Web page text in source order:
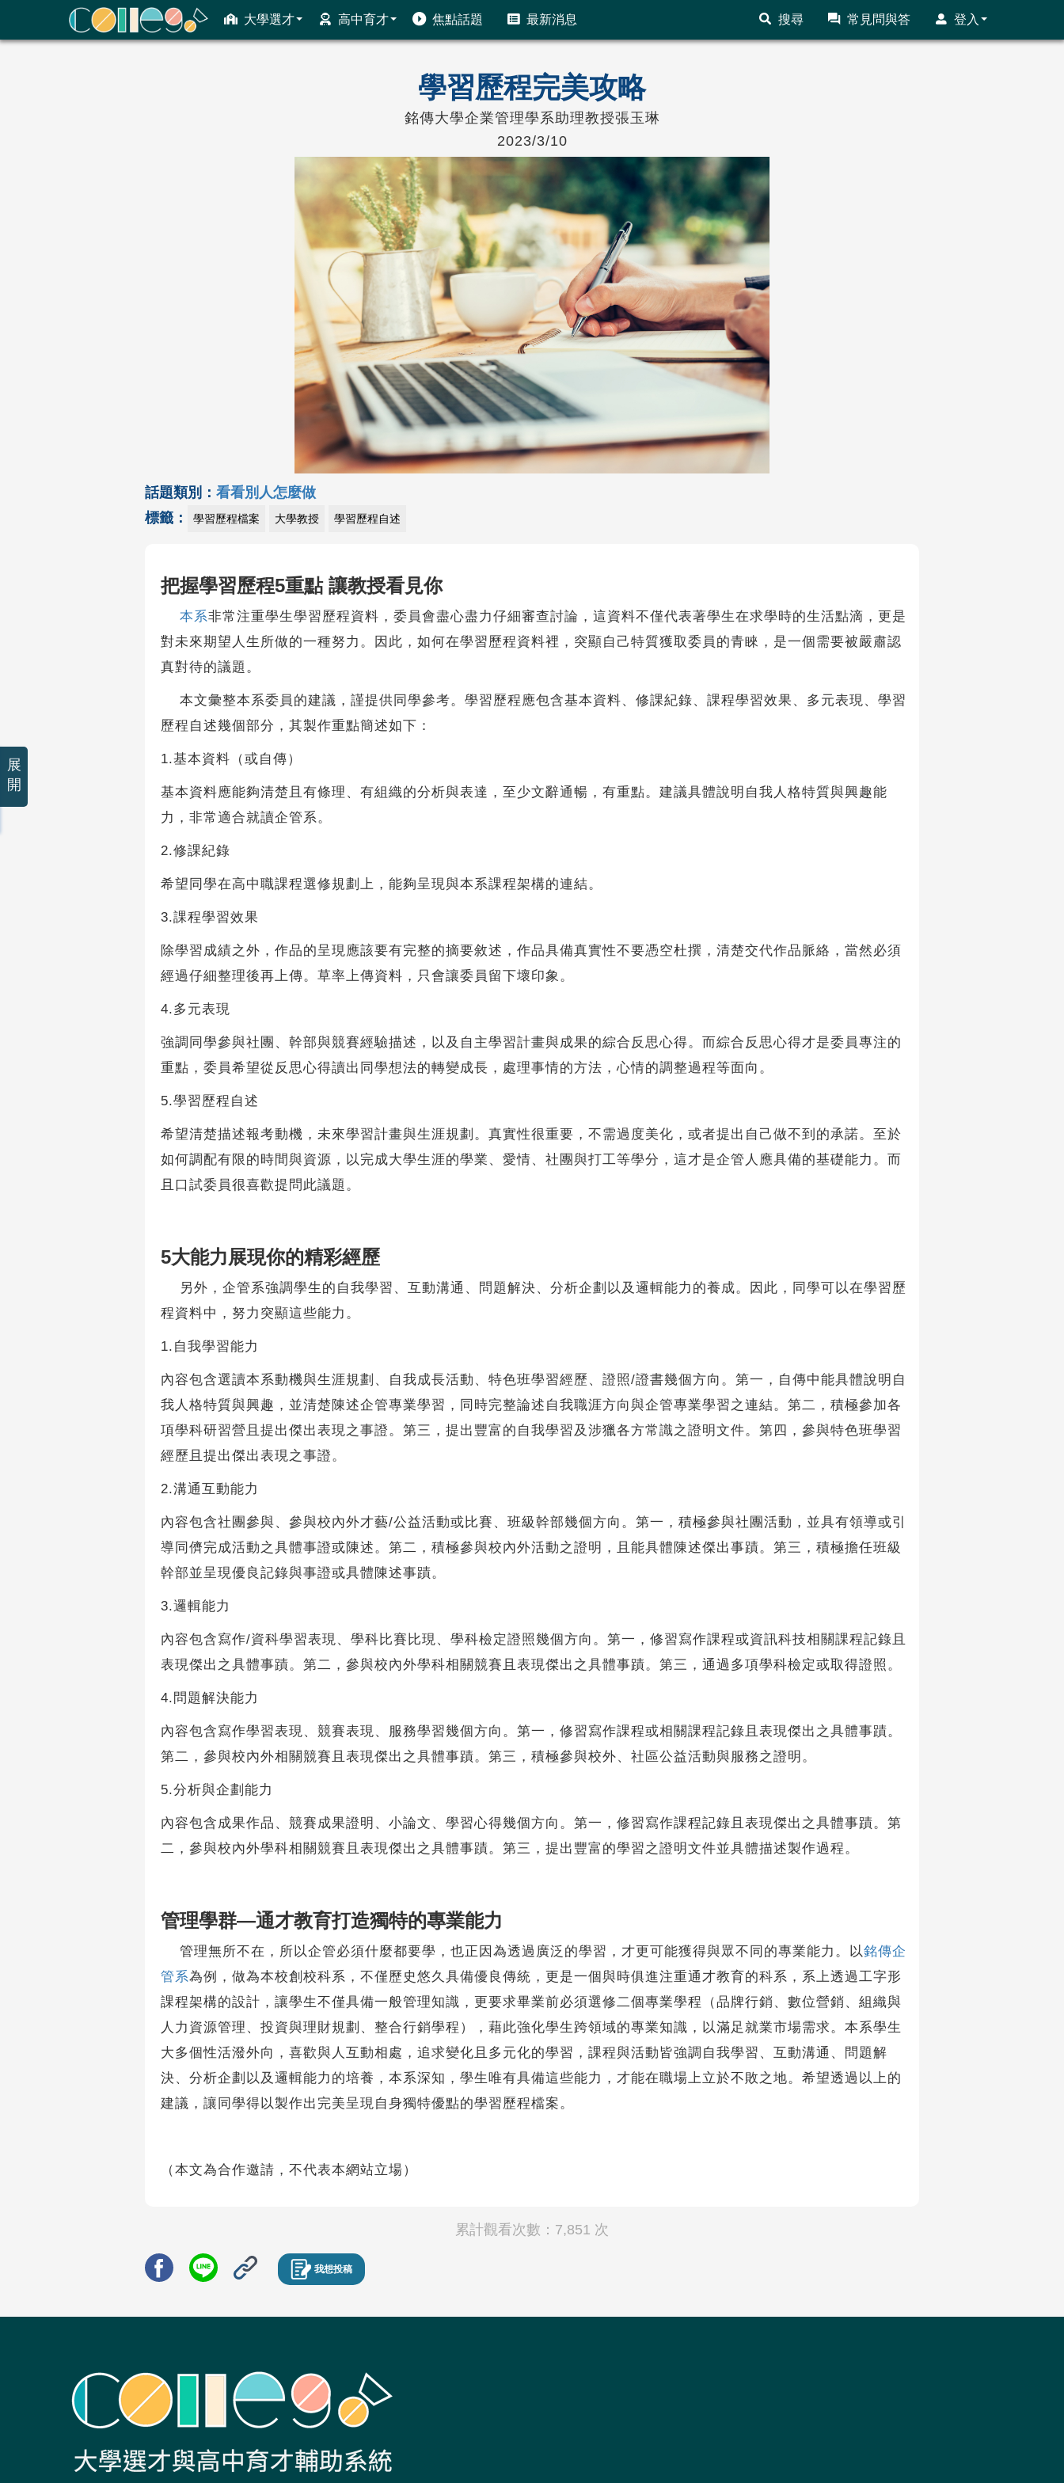
大學選才 高中育才 焦點話題 最新消息 搜尋 常見問與答 登入
ColleGo! 大學選才與高中育才輔助系統
學習歷程完美攻略
銘傳大學企業管理學系助理教授張玉琳
2023/3/10
話題類別： 看看別人怎麼做
標籤：
學習歷程檔案 大學教授 學習歷程自述
把握學習歷程5重點 讓教授看見你
本系非常注重學生學習歷程資料，委員會盡心盡力仔細審查討論，這資料不僅代表著學生在求學時的生活點滴，更是
對未來期望人生所做的一種努力。因此，如何在學習歷程資料裡，突顯自己特質獲取委員的青睞，是一個需要被嚴肅認
真對待的議題。
本文彙整本系委員的建議，謹提供同學參考。學習歷程應包含基本資料、修課紀錄、課程學習效果、多元表現、學習
歷程自述幾個部分，其製作重點簡述如下：
1.基本資料（或自傳）
基本資料應能夠清楚且有條理、有組織的分析與表達，至少文辭通暢，有重點。建議具體說明自我人格特質與興趣能
力，非常適合就讀企管系。
2.修課紀錄
希望同學在高中職課程選修規劃上，能夠呈現與本系課程架構的連結。
3.課程學習效果
除學習成績之外，作品的呈現應該要有完整的摘要敘述，作品具備真實性不要憑空杜撰，清楚交代作品脈絡，當然必須
經過仔細整理後再上傳。草率上傳資料，只會讓委員留下壞印象。
4.多元表現
強調同學參與社團、幹部與競賽經驗描述，以及自主學習計畫與成果的綜合反思心得。而綜合反思心得才是委員專注的
重點，委員希望從反思心得讀出同學想法的轉變成長，處理事情的方法，心情的調整過程等面向。
5.學習歷程自述
希望清楚描述報考動機，未來學習計畫與生涯規劃。真實性很重要，不需過度美化，或者提出自己做不到的承諾。至於
如何調配有限的時間與資源，以完成大學生涯的學業、愛情、社團與打工等學分，這才是企管人應具備的基礎能力。而
且口試委員很喜歡提問此議題。
5大能力展現你的精彩經歷
另外，企管系強調學生的自我學習、互動溝通、問題解決、分析企劃以及邏輯能力的養成。因此，同學可以在學習歷
程資料中，努力突顯這些能力。
1.自我學習能力
內容包含選讀本系動機與生涯規劃、自我成長活動、特色班學習經歷、證照/證書幾個方向。第一，自傳中能具體說明自
我人格特質與興趣，並清楚陳述企管專業學習，同時完整論述自我職涯方向與企管專業學習之連結。第二，積極參加各
項學科研習營且提出傑出表現之事證。第三，提出豐富的自我學習及涉獵各方常識之證明文件。第四，參與特色班學習
經歷且提出傑出表現之事證。
2.溝通互動能力
內容包含社團參與、參與校內外才藝/公益活動或比賽、班級幹部幾個方向。第一，積極參與社團活動，並具有領導或引
導同儕完成活動之具體事證或陳述。第二，積極參與校內外活動之證明，且能具體陳述傑出事蹟。第三，積極擔任班級
幹部並呈現優良記錄與事證或具體陳述事蹟。
3.邏輯能力
內容包含寫作/資科學習表現、學科比賽比現、學科檢定證照幾個方向。第一，修習寫作課程或資訊科技相關課程記錄且
表現傑出之具體事蹟。第二，參與校內外學科相關競賽且表現傑出之具體事蹟。第三，通過多項學科檢定或取得證照。
4.問題解決能力
內容包含寫作學習表現、競賽表現、服務學習幾個方向。第一，修習寫作課程或相關課程記錄且表現傑出之具體事蹟。
第二，參與校內外相關競賽且表現傑出之具體事蹟。第三，積極參與校外、社區公益活動與服務之證明。
5.分析與企劃能力
內容包含成果作品、競賽成果證明、小論文、學習心得幾個方向。第一，修習寫作課程記錄且表現傑出之具體事蹟。第
二，參與校內外學科相關競賽且表現傑出之具體事蹟。第三，提出豐富的學習之證明文件並具體描述製作過程。
管理學群—通才教育打造獨特的專業能力
管理無所不在，所以企管必須什麼都要學，也正因為透過廣泛的學習，才更可能獲得與眾不同的專業能力。以銘傳企
管系為例，做為本校創校科系，不僅歷史悠久具備優良傳統，更是一個與時俱進注重通才教育的科系，系上透過工字形
課程架構的設計，讓學生不僅具備一般管理知識，更要求畢業前必須選修二個專業學程（品牌行銷、數位營銷、組織與
人力資源管理、投資與理財規劃、整合行銷學程），藉此強化學生跨領域的專業知識，以滿足就業市場需求。本系學生
大多個性活潑外向，喜歡與人互動相處，追求變化且多元化的學習，課程與活動皆強調自我學習、互動溝通、問題解
決、分析企劃以及邏輯能力的培養，本系深知，學生唯有具備這些能力，才能在職場上立於不敗之地。希望透過以上的
建議，讓同學得以製作出完美呈現自身獨特優點的學習歷程檔案。
（本文為合作邀請，不代表本網站立場）
累計觀看次數：7,851 次
我想投稿
展
開